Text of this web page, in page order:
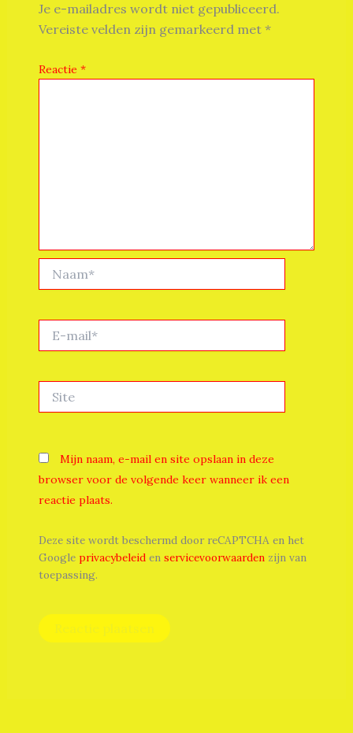
Je e-mailadres wordt niet gepubliceerd.
Vereiste velden zijn gemarkeerd met *
Reactie *
mail*
Mijn naam, e-mail en site opslaan in deze
browser voor de volgende keer wanneer ik een
reactie plaats.
Deze site wordt beschermd door reCAPTCHA en het
Google privacybeleiden servicevoorwaardenzijn van
toepassing.